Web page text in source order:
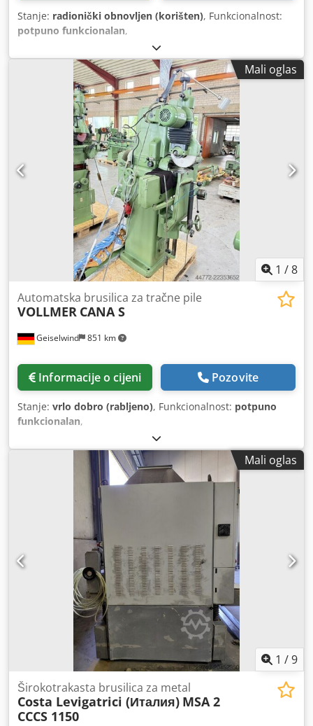
Stanje: radionički obnovljen (korišten), Funkcionalnost:
potpuno funkcionalan,
Mali oglas
1 /8
Geiselwind 851 km
Automatska brusilica za tračne pile
VOLLMER CANA S
Informacije o cijeni Pozovite
Stanje: vrlo dobro (rabljeno), Funkcionalnost: potpuno
funkcionalan,
Mali oglas
1 /9
Širokotrakasta brusilica za metal
Costa Levigatrici (Италия) MSA 2
CCCS 1150